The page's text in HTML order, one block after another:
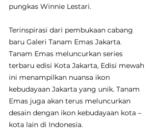
pungkas Winnie Lestari.
Terinspirasi dari pembukaan cabang
baru Galeri Tanam Emas Jakarta.
Tanam Emas meluncurkan series
terbaru edisi Kota Jakarta, Edisi mewah
ini menampilkan nuansa ikon
kebudayaan Jakarta yang unik. Tanam
Emas juga akan terus meluncurkan
desain dengan ikon kebudayaan kota –
kota lain di Indonesia.